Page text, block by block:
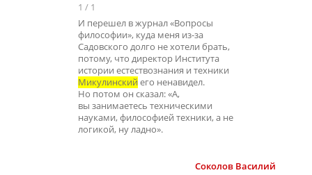
1 / 1
И перешел в журнал «Вопросы
философии», куда меня из-за
Садовского долго не хотели брать,
потому, что директор Института
истории естествознания и техники
Микулинский его ненавидел.
Но потом он сказал: «А,
вы занимаетесь техническими
науками, философией техники, а не
логикой, ну ладно».
Соколов Василий